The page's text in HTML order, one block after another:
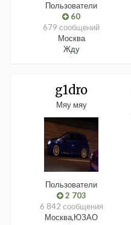
Пользователи
60
679 сообщений
Москва
Жду
g1dro
Мяу мяу
Пользователи
2 703
6 842 сообщения
Москва,ЮЗАО